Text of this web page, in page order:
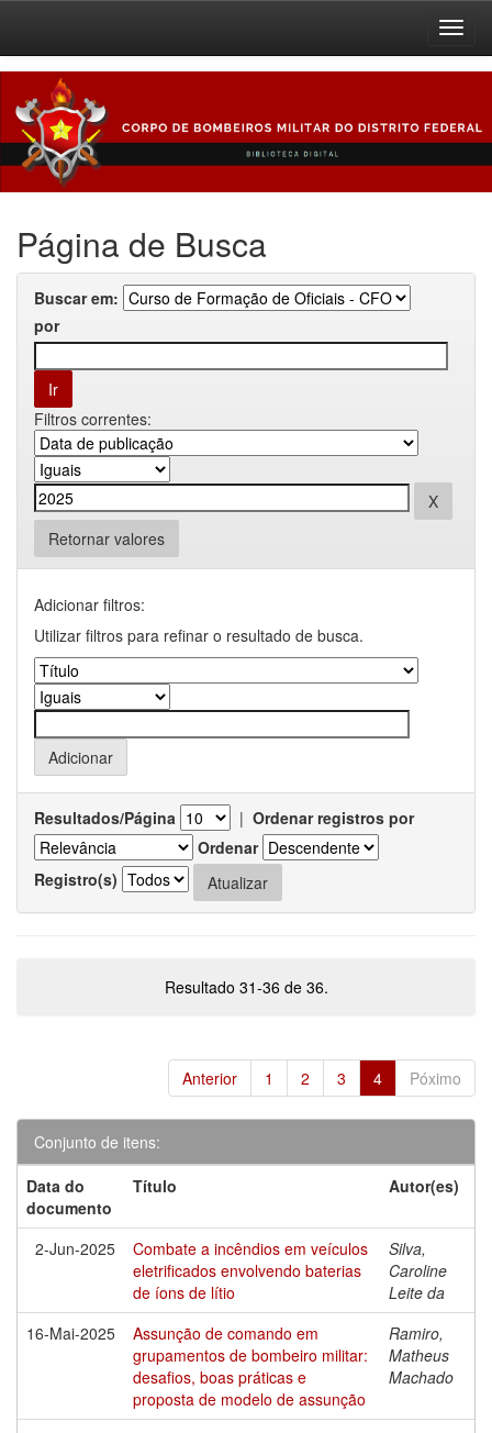
navigation
Página de Busca
Buscar em:
por
Filtros correntes:
Retornar valores
Adicionar filtros:
Utilizar filtros para refinar o resultado de busca.
Resultados/Página | Ordenar registros por
Ordenar
Registro(s)
Resultado 31-36 de 36.
Anterior 1 2 3 4 Póximo
Conjunto de itens:
Data do
documento
Título Autor(es)
2-Jun-2025
Combate a incêndios em veículos
eletrificados envolvendo baterias
de íons de lítio
Silva,
Caroline
Leite da
16-Mai-2025
Assunção de comando em
grupamentos de bombeiro militar:
desafios, boas práticas e
proposta de modelo de assunção
Ramiro,
Matheus
Machado